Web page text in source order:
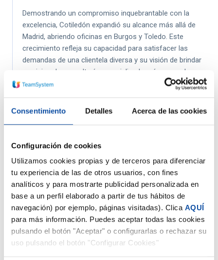
Consentimiento Detalles Acerca de las cookies
Configuración de cookies
Utilizamos cookies propias y de terceros para diferenciar
tu experiencia de las de otros usuarios, con fines
analíticos y para mostrarte publicidad personalizada en
base a un perfil elaborado a partir de tus hábitos de
navegación) por ejemplo, páginas visitadas). Clica AQUÍ
para más información. Puedes aceptar todas las cookies
pulsando el botón "Aceptar" o configurarlas o rechazar su
uso pulsando el botón "Configurar Cookies"
Demostrando un compromiso inquebrantable con la
excelencia, Cotiledón expandió su alcance más allá de
Madrid, abriendo oficinas en Burgos y Toledo. Este
crecimiento refleja su capacidad para satisfacer las
demandas de una clientela diversa y su visión de brindar
servicios de consultoría especializada más cerca de sus
clientes.
Servicios especializados
especializados que incluyen gestoría, para maximizar
asesoramiento laboral integral que abarca desde
normativas hasta la gestión de nóminas y seguros;
apoyo legal desde la constitución de la empresa,
cubriendo desde pactos de socios hasta protección
legal completa; y estrategias de fundraising diseñadas
para identificar oportunidades de financiamiento a nivel
nacional y europeo, con el objetivo de fortalecer la
tesorería de las empresas y promover su crecimiento.